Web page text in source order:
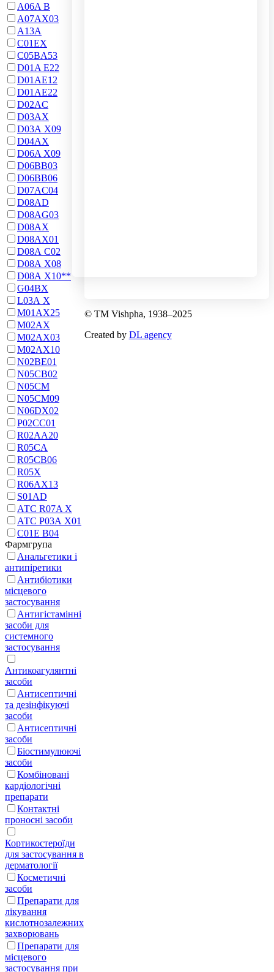
A06A В
A07AX03
A13A
C01EX
C05BA53
D01A E22
D01AE12
D01AE22
D02AC
D03AX
D03A X09
D04AX
D06A X09
D06BB03
D06BB06
D07AC04
D08AD
D08AG03
D08AX
D08AX01
D08А С02
D08А Х08
D08А Х10**
G04BX
L03А Х
M01AX25
M02AX
M02AX03
M02AX10
N02BE01
N05CB02
N05CM
N05CM09
N06DX02
P02CC01
R02AA20
R05CA
R05CB06
R05X
R06AX13
S01AD
АТС R07A X
АТС Р03А Х01
С01Е В04
Фармгрупа
Анальгетики і
антипіретики
Антибіотики
місцевого
застосування
Антигістамінні
засоби для
системного
застосування
Антикоагулянтні
засоби
Антисептичні
та дезінфікуючі
засоби
Антисептичні
засоби
Біостимулюючі
засоби
Комбіновані
кардіологічні
препарати
Контактні
проносні засоби
Кортикостероїди
для застосування в
дерматології
Косметичні
засоби
Препарати для
лікування
кислотнозалежних
захворювань
Препарати для
місцевого
застосування при
© ТМ Vishpha, 1938–2025
Created by DL agency